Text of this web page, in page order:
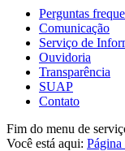
Perguntas
Comunicação
Serviço de
Ouvidoria
Transparência
SUAP
Contato
Fim do menu de
Você está aqui: